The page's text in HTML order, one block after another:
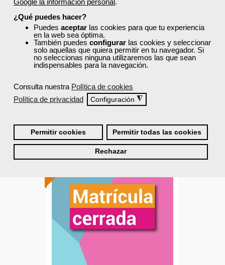
¿Qué puedes hacer?
Puedes aceptar las cookies para que tu experiencia
en la web sea óptima.
También puedes configurar las cookies y seleccionar
solo aquellas que quiera permitir en tu navegador. Si
no seleccionas ninguna utilizaremos las que sean
indispensables para la navegación.
Consulta nuestra Política de cookies
Política de privacidad
Configuración ◮
Permitir cookies Permitir todas las cookies
Rechazar
El protocolo en hostelería
Curso Gratuito
25 horas
Presencial - Aula virtual en Valencia
Matrícula cerrada
PRESENCIAL